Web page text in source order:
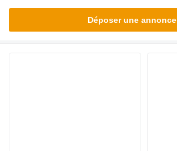
Déposer une annonce